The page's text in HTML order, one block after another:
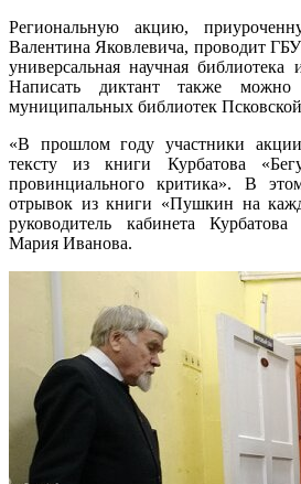
Региональную акцию,
Валентина Яковлевича, проводит
универсальная научная
Написать диктант также
муниципальных библиотек
«В прошлом году участники
тексту из книги Курбатова
провинциального критика». В
отрывок из книги «Пушкин на
руководитель кабинета
Мария Иванова.